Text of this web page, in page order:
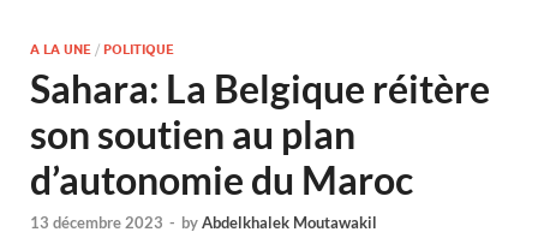
A LA UNE / POLITIQUE
Sahara: La Belgique réitère
son soutien au plan
d’autonomie du Maroc
13 décembre 2023 - byAbdelkhalek Moutawakil